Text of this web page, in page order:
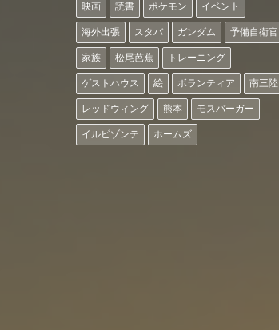
映画 読書 ポケモン イベント
海外出張 スタバ ガンダム 予備自衛官
家族 松尾芭蕉 トレーニング
ゲストハウス 絵 ボランティア 南三陸
レッドウィング 熊本 モスバーガー
イルビゾンテ ホームズ